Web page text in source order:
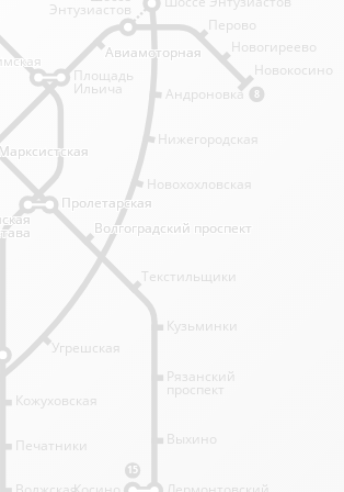
8
15
Андроновка
Нижегородская
Новохохловская
Угрешская
Текстильщики
Кузьминки
Рязанский
проспект
Выхино
Лермонтовский
Кожуховская
Печатники
Волжская
Перово
Новогиреево
Новокосино
Площадь
Ильича
Пролетарская
Пролетарская
Волгоградский проспект
Волгоградский проспект
Авиамоторная
Авиамоторная
Энтузиастов
Косино